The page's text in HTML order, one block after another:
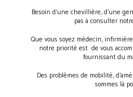
Besoin d’une chevillière, d’une
pas à consulter
Que vous soyez médecin,
notre priorité est de vous
fournissant du
Des problèmes de mobilité,
sommes là